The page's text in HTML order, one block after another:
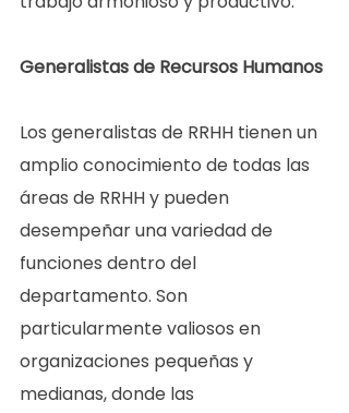
Generalistas de Recursos Humanos
Los generalistas de RRHH tienen un
amplio conocimiento de todas las
áreas de RRHH y pueden
desempeñar una variedad de
funciones dentro del
departamento. Son
particularmente valiosos en
organizaciones pequeñas y
medianas, donde las